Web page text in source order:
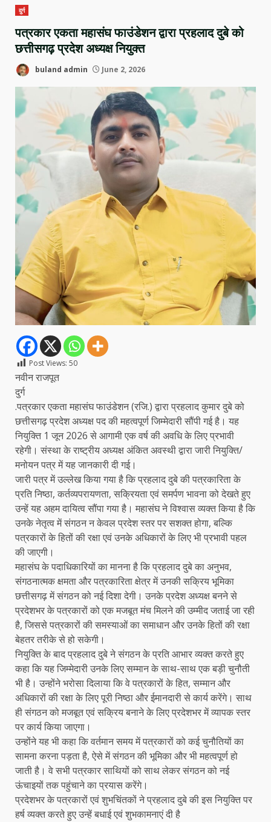
दुर्ग
पत्रकार एकता महासंघ फाउंडेशन द्वारा प्रहलाद दुबे को
छत्तीसगढ़ प्रदेश अध्यक्ष नियुक्त
buland admin June 2, 2026
Post Views: 50
नवीन राजपूत
दुर्ग
.पत्रकार एकता महासंघ फाउंडेशन (रजि.) द्वारा प्रहलाद कुमार दुबे को
छत्तीसगढ़ प्रदेश अध्यक्ष पद की महत्वपूर्ण जिम्मेदारी सौंपी गई है। यह
नियुक्ति 1 जून 2026 से आगामी एक वर्ष की अवधि के लिए प्रभावी
रहेगी। संस्था के राष्ट्रीय अध्यक्ष अंकित अवस्थी द्वारा जारी नियुक्ति/
मनोयन पत्र में यह जानकारी दी गई।
जारी पत्र में उल्लेख किया गया है कि प्रहलाद दुबे की पत्रकारिता के
प्रति निष्ठा, कर्तव्यपरायणता, सक्रियता एवं समर्पण भावना को देखते हुए
उन्हें यह अहम दायित्व सौंपा गया है। महासंघ ने विश्वास व्यक्त किया है कि
उनके नेतृत्व में संगठन न केवल प्रदेश स्तर पर सशक्त होगा, बल्कि
पत्रकारों के हितों की रक्षा एवं उनके अधिकारों के लिए भी प्रभावी पहल
की जाएगी।
महासंघ के पदाधिकारियों का मानना है कि प्रहलाद दुबे का अनुभव,
संगठनात्मक क्षमता और पत्रकारिता क्षेत्र में उनकी सक्रिय भूमिका
छत्तीसगढ़ में संगठन को नई दिशा देगी। उनके प्रदेश अध्यक्ष बनने से
प्रदेशभर के पत्रकारों को एक मजबूत मंच मिलने की उम्मीद जताई जा रही
है, जिससे पत्रकारों की समस्याओं का समाधान और उनके हितों की रक्षा
बेहतर तरीके से हो सकेगी।
नियुक्ति के बाद प्रहलाद दुबे ने संगठन के प्रति आभार व्यक्त करते हुए
कहा कि यह जिम्मेदारी उनके लिए सम्मान के साथ-साथ एक बड़ी चुनौती
भी है। उन्होंने भरोसा दिलाया कि वे पत्रकारों के हित, सम्मान और
अधिकारों की रक्षा के लिए पूरी निष्ठा और ईमानदारी से कार्य करेंगे। साथ
ही संगठन को मजबूत एवं सक्रिय बनाने के लिए प्रदेशभर में व्यापक स्तर
पर कार्य किया जाएगा।
उन्होंने यह भी कहा कि वर्तमान समय में पत्रकारों को कई चुनौतियों का
सामना करना पड़ता है, ऐसे में संगठन की भूमिका और भी महत्वपूर्ण हो
जाती है। वे सभी पत्रकार साथियों को साथ लेकर संगठन को नई
ऊंचाइयों तक पहुंचाने का प्रयास करेंगे।
प्रदेशभर के पत्रकारों एवं शुभचिंतकों ने प्रहलाद दुबे की इस नियुक्ति पर
हर्ष व्यक्त करते हुए उन्हें बधाई एवं शुभकामनाएं दी है